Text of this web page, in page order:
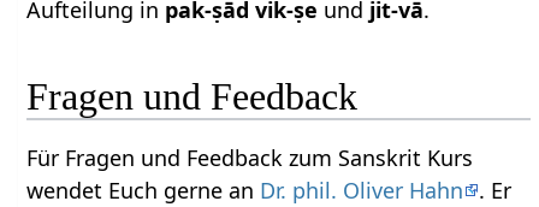
Aufteilung in pak-ṣād vik-ṣe und jit-vā.
Fragen und Feedback
Für Fragen und Feedback zum Sanskrit Kurs
wendet Euch gerne an Dr. phil. Oliver Hahn
. Er